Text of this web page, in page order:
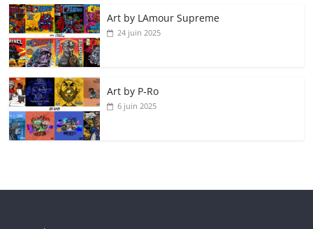
Art by LAmour Supreme
24 juin 2025
Art by P‑Ro
6 juin 2025